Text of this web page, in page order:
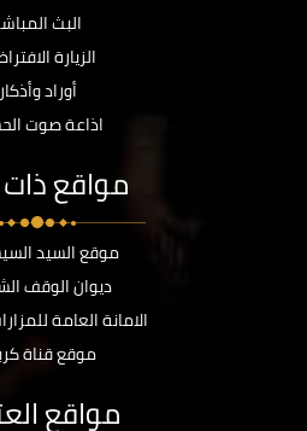
البث
الزيارة
أوراد وأذكار
اذاعة صوت
مواقع
موقع السيد
ديوان الوقف
الامانة العامة
موقع قناة
مواقع